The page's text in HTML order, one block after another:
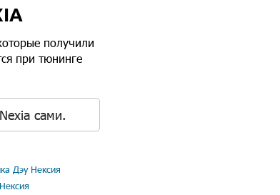
получили
при тюнинге
сами.
Дэу Нексия